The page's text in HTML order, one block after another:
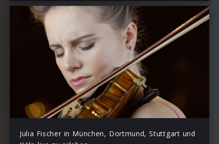
Julia Fischer in München, Dortmund, Stuttgart und